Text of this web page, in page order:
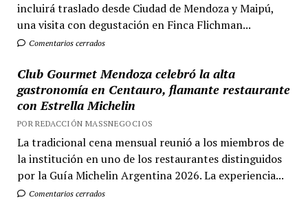
incluirá traslado desde Ciudad de Mendoza y Maipú,
una visita con degustación en Finca Flichman...
Comentarios cerrados
Club Gourmet Mendoza celebró la alta
gastronomía en Centauro, flamante restaurante
con Estrella Michelin
POR REDACCIÓN MASSNEGOCIOS
La tradicional cena mensual reunió a los miembros de
la institución en uno de los restaurantes distinguidos
por la Guía Michelin Argentina 2026. La experiencia...
Comentarios cerrados